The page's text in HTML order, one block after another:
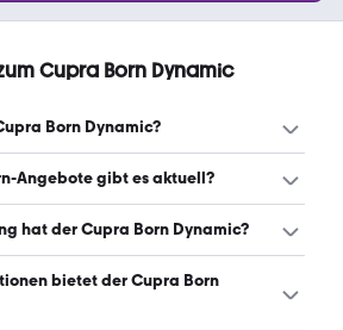
Cupra Born Dynamic
Born Dynamic?
Cupra Born Dynamic liegt
(Stand: 6.8.2026)
Angebote gibt es aktuell?
Cupra Born bei mobile.de, davon
hat der Cupra Born Dynamic?
hat Leistungen zwischen 204
bietet der Cupra Born